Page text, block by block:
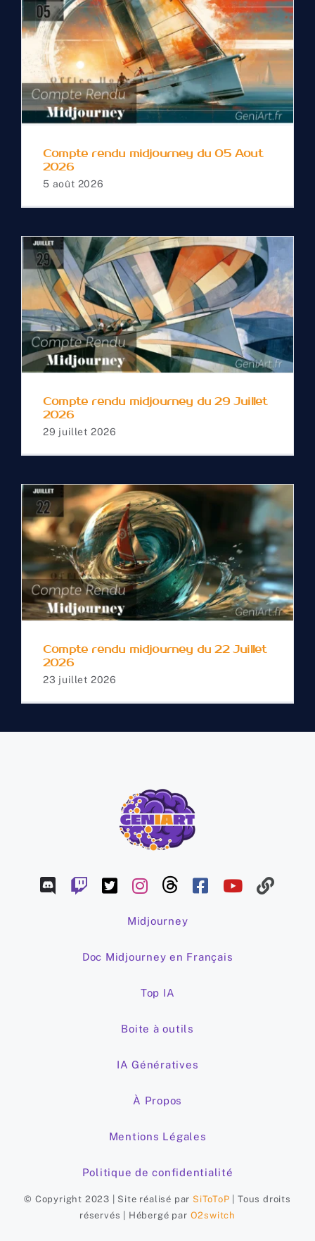
Compte rendu
midjourney du 05 Aout
2026
Compte rendu midjourney du 05 Aout
2026
5 août 2026
Compte rendu
midjourney du 29 Juillet
2026
Compte rendu midjourney du 29 Juillet
2026
29 juillet 2026
Compte rendu
midjourney du 22 Juillet
2026
Compte rendu midjourney du 22 Juillet
2026
23 juillet 2026
Midjourney
Doc Midjourney en Français
Top IA
Boite à outils
IA Génératives
À Propos
Mentions Légales
Politique de confidentialité
© Copyright 2023 | Site réalisé par SiToToP | Tous droits
réservés | Hébergé par O2switch